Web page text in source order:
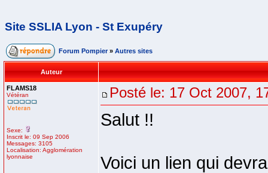
Site SSLIA Lyon - St Exupéry
Forum Pompier » Autres sites
Auteur
FLAMS18
Vétéran
Sexe:
Inscrit le: 09 Sep 2006
Messages: 3105
Localisation: Agglomération
lyonnaise
Posté le: 17 Oct 2007,
Salut !!
Voici un lien qui